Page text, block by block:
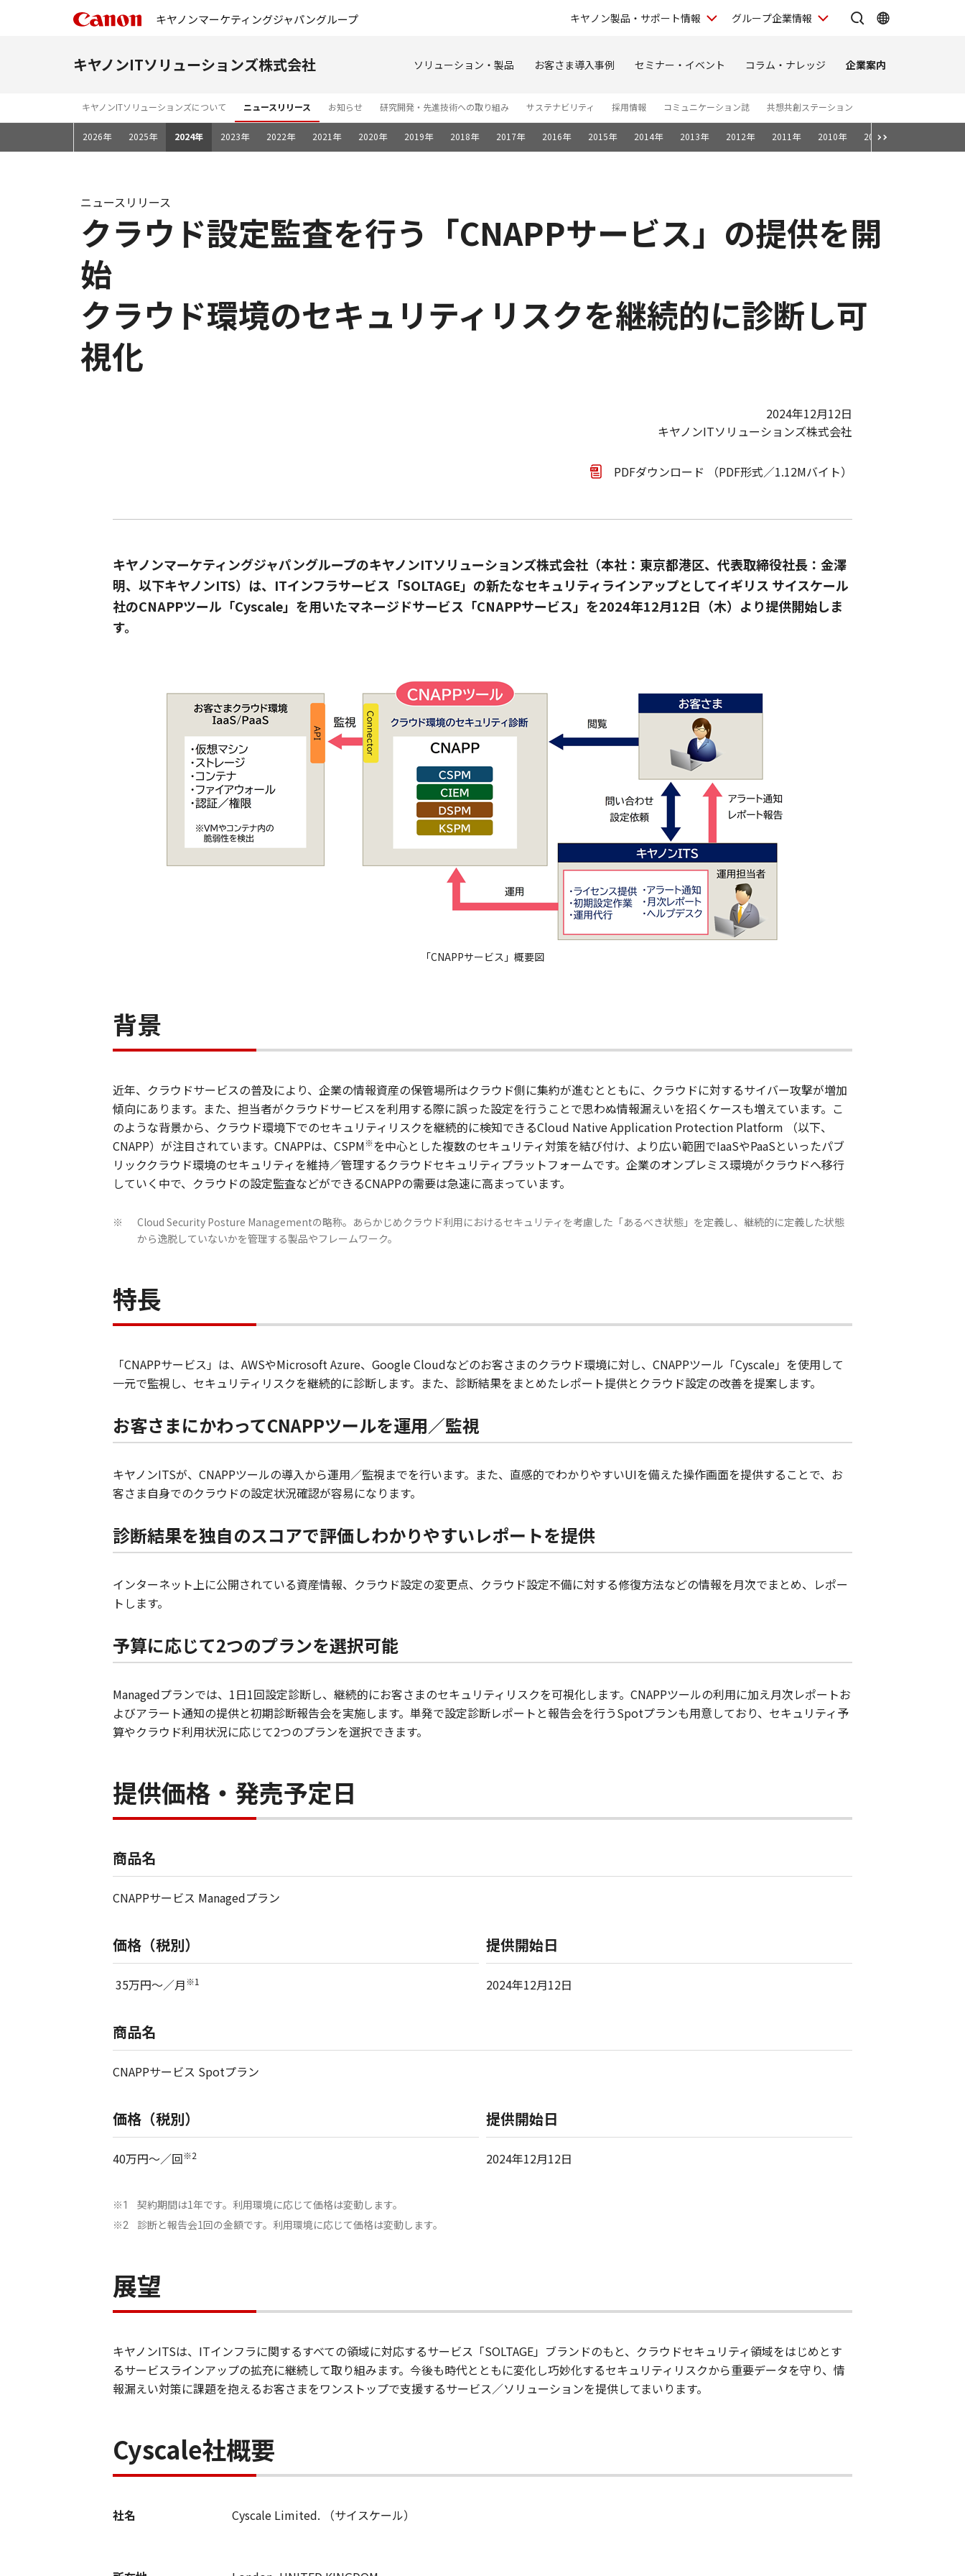
キヤノンマーケティングジャパングループ キヤノン製品・サポート情報 グループ企業情報
キヤノンITソリューションズ株式会社 ソリューション・製品 お客さま導入事例 セミナー・イベント コラム・ナレッジ 企業案内
キヤノンITソリューションズについて ニュースリリース お知らせ 研究開発・先進技術への取り組み サステナビリティ 採用情報 コミュニケーション誌 共想共創ステーション
2026年 2025年 2024年 2023年 2022年 2021年 2020年 2019年 2018年 2017年 2016年 2015年 2014年 2013年 2012年 2011年 2010年 2009年
クラウド設定監査を行う「CNAPPサービス」の提供を開
始
クラウド環境のセキュリティリスクを継続的に診断し可
視化
ニュースリリース
2024年12月12日
キヤノンITソリューションズ株式会社
PDFダウンロード （PDF形式／1.12Mバイト）
キヤノンマーケティングジャパングループのキヤノンITソリューションズ株式会社（本社：東京都港区、代表取締役社長：金澤
明、以下キヤノンITS）は、ITインフラサービス「SOLTAGE」の新たなセキュリティラインアップとしてイギリス サイスケール
社のCNAPPツール「Cyscale」を用いたマネージドサービス「CNAPPサービス」を2024年12月12日（木）より提供開始しま
す。
「CNAPPサービス」概要図
背景
近年、クラウドサービスの普及により、企業の情報資産の保管場所はクラウド側に集約が進むとともに、クラウドに対するサイバー攻撃が増加
傾向にあります。また、担当者がクラウドサービスを利用する際に誤った設定を行うことで思わぬ情報漏えいを招くケースも増えています。こ
のような背景から、クラウド環境下でのセキュリティリスクを継続的に検知できるCloud Native Application Protection Platform （以下、
CNAPP）が注目されています。CNAPPは、CSPM※を中心とした複数のセキュリティ対策を結び付け、より広い範囲でIaaSやPaaSといったパブ
リッククラウド環境のセキュリティを維持／管理するクラウドセキュリティプラットフォームです。企業のオンプレミス環境がクラウドへ移行
していく中で、クラウドの設定監査などができるCNAPPの需要は急速に高まっています。
※
Cloud Security Posture Managementの略称。あらかじめクラウド利用におけるセキュリティを考慮した「あるべき状態」を定義し、継続的に定義した状態
から逸脱していないかを管理する製品やフレームワーク。
特長
「CNAPPサービス」は、AWSやMicrosoft Azure、Google Cloudなどのお客さまのクラウド環境に対し、CNAPPツール「Cyscale」を使用して
一元で監視し、セキュリティリスクを継続的に診断します。また、診断結果をまとめたレポート提供とクラウド設定の改善を提案します。
お客さまにかわってCNAPPツールを運用／監視
キヤノンITSが、CNAPPツールの導入から運用／監視までを行います。また、直感的でわかりやすいUIを備えた操作画面を提供することで、お
客さま自身でのクラウドの設定状況確認が容易になります。
診断結果を独自のスコアで評価しわかりやすいレポートを提供
インターネット上に公開されている資産情報、クラウド設定の変更点、クラウド設定不備に対する修復方法などの情報を月次でまとめ、レポー
トします。
予算に応じて2つのプランを選択可能
Managedプランでは、1日1回設定診断し、継続的にお客さまのセキュリティリスクを可視化します。CNAPPツールの利用に加え月次レポートお
よびアラート通知の提供と初期診断報告会を実施します。単発で設定診断レポートと報告会を行うSpotプランも用意しており、セキュリティ予
算やクラウド利用状況に応じて2つのプランを選択できます。
提供価格・発売予定日
商品名
CNAPPサービス Managedプラン
価格（税別）
35万円～／月※1
提供開始日
2024年12月12日
商品名
CNAPPサービス Spotプラン
価格（税別）
40万円～／回※2
提供開始日
2024年12月12日
※1 契約期間は1年です。利用環境に応じて価格は変動します。
※2 診断と報告会1回の金額です。利用環境に応じて価格は変動します。
展望
キヤノンITSは、ITインフラに関するすべての領域に対応するサービス「SOLTAGE」ブランドのもと、クラウドセキュリティ領域をはじめとす
るサービスラインアップの拡充に継続して取り組みます。今後も時代とともに変化し巧妙化するセキュリティリスクから重要データを守り、情
報漏えい対策に課題を抱えるお客さまをワンストップで支援するサービス／ソリューションを提供してまいります。
Cyscale社概要
社名 Cyscale Limited. （サイスケール）